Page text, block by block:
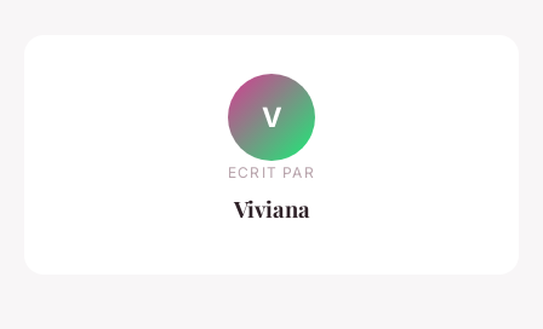
V
ECRIT PAR
Viviana